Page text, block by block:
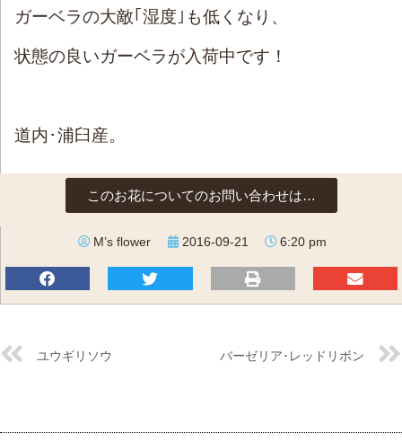
ガーベラの大敵｢湿度｣も低くなり、
状態の良いガーベラが入荷中です！
道内･浦臼産。
このお花についてのお問い合わせは…
M’s flower 2016-09-21 6:20 pm
ユウギリソウ バーゼリア･レッドリボン